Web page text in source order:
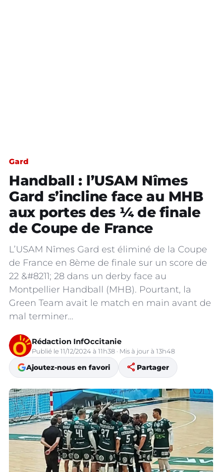
Gard
Handball : l’USAM Nîmes
Gard s’incline face au MHB
aux portes des ¼ de finale
de Coupe de France
L’USAM Nîmes Gard est éliminé de la Coupe
de France en 8ème de finale sur un score de
22 &#8211; 28 dans un derby face au
Montpellier Handball (MHB). Pourtant, la
Green Team avait le match en main avant de
mal terminer…
Rédaction InfOccitanie
Publié le 11/12/2024 à 11h38 · Mis à jour à 13h48
Ajoutez-nous en favori share Partager